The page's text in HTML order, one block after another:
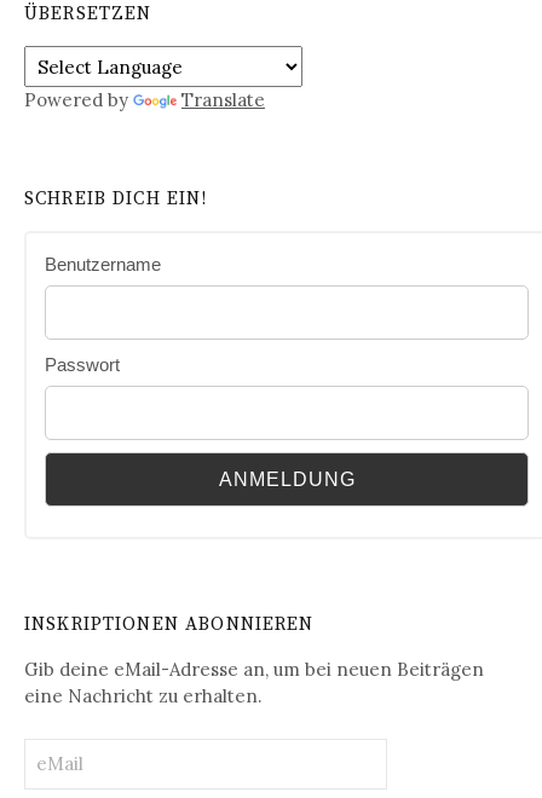
ÜBERSETZEN
Powered by Translate
SCHREIB DICH EIN!
Benutzername
Passwort
INSKRIPTIONEN ABONNIEREN
Gib deine eMail-Adresse an, um bei neuen Beiträgen
eine Nachricht zu erhalten.